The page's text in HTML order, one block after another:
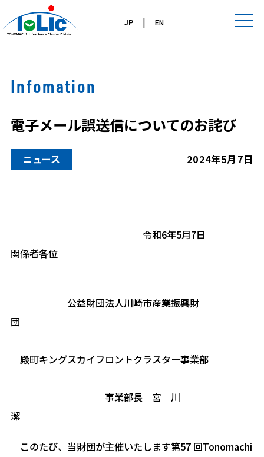
JP| EN
Infomation
電子メール誤送信についてのお詫び
ニュース 2024年5月7日
令和6年5月7日
関係者各位
公益財団法人川崎市産業振興財
団
殿町キングスカイフロントクラスター事業部
事業部長 宮 川
潔
このたび、当財団が主催いたします第57 回Tonomachi